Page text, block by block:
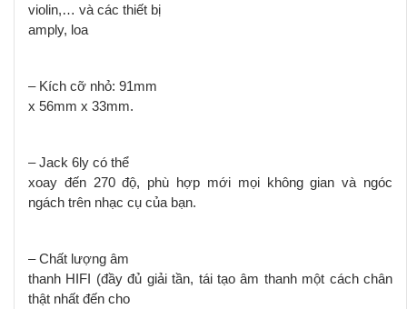
violin,… và các thiết bị
amply, loa
– Kích cỡ nhỏ: 91mm
x 56mm x 33mm.
– Jack 6ly có thể
xoay đến 270 độ, phù hợp mới mọi không gian và ngóc
ngách trên nhạc cụ của bạn.
– Chất lượng âm
thanh HIFI (đầy đủ giải tần, tái tạo âm thanh một cách chân
thật nhất đến cho